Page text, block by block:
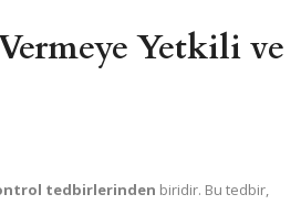
Vermeye Yetkili ve
tedbirlerinden biridir. Bu tedbir,